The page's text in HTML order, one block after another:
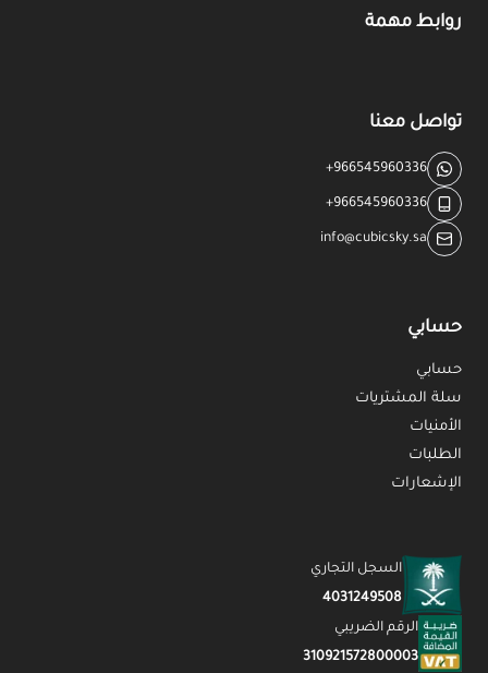
روابط مهمة
تواصل معنا
+966545960336
+966545960336
info@cubicsky.sa
حسابي
حسابي
سلة المشتريات
الأمنيات
الطلبات
الإشعارات
السجل التجاري
4031249508
الرقم الضريبي
310921572800003